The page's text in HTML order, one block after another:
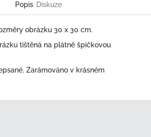
Popis Diskuze
obrázku 30 x 30 cm.
tištěná na plátně špičkovou
Zarámováno v krásném